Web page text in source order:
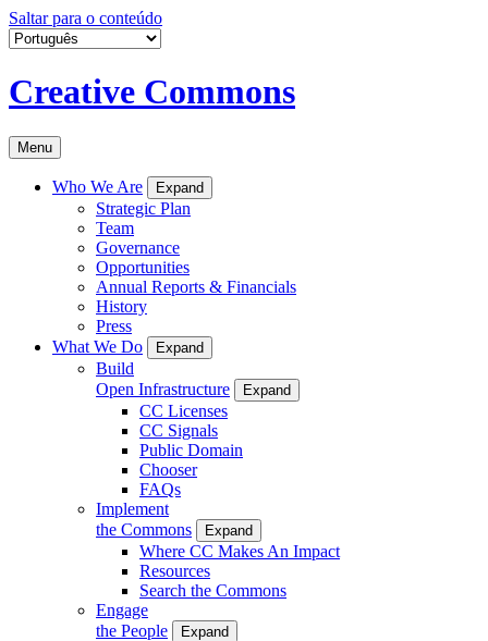
Saltar para o conteúdo
Creative Commons
Menu
Who We Are Expand
Strategic Plan
Team
Governance
Opportunities
Annual Reports & Financials
History
Press
What We Do
Expand
Build
Open Infrastructure
Expand
CC Licenses
CC Signals
Public Domain
Chooser
FAQs
Implement
the Commons
Expand
Where CC Makes An Impact
Resources
Search the Commons
Engage
the People
Expand